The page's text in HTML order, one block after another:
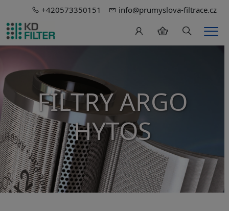
+420573350151 info@prumyslova-filtrace.cz
Hledání
FILTRY ARGO
HYTOS